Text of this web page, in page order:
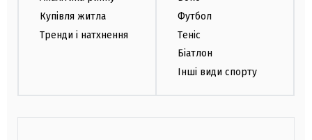
Купівля житла
Тренди і натхнення
Футбол
Теніс
Біатлон
Інші види спорту